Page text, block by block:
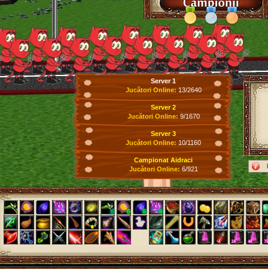
Server 1
Jucători Online: 13/2640
Server 2
Jucători Online: 9/1670
Server 3
Jucători Online: 10/1160
Campionat Aidraci
Jucători Online: 6/921